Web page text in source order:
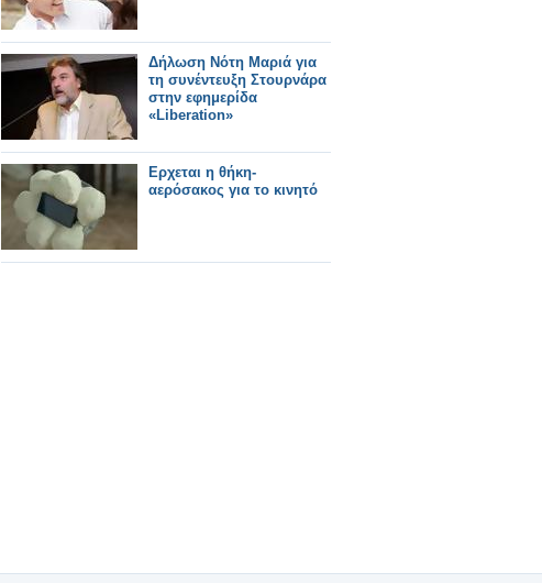
Δήλωση Νότη Μαριά για
τη συνέντευξη Στουρνάρα
στην εφημερίδα
«Liberation»
Ερχεται η θήκη-
αερόσακος για το κινητό